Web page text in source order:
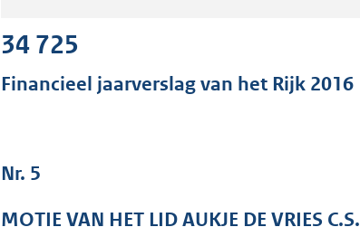
a
r
34 725
Financieel jaarverslag van het Rijk 2016
Nr. 5
MOTIE VAN HET LID AUKJE DE VRIES C.S.